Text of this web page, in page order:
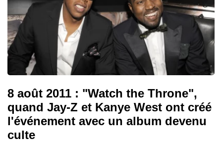
8 août 2011 : "Watch the Throne",
quand Jay-Z et Kanye West ont créé
l'événement avec un album devenu
culte